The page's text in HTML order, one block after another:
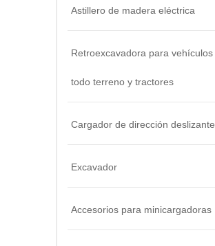
Astillero de madera eléctrica
Retroexcavadora para vehículos
todo terreno y tractores
Cargador de dirección deslizante
Excavador
Accesorios para minicargadoras